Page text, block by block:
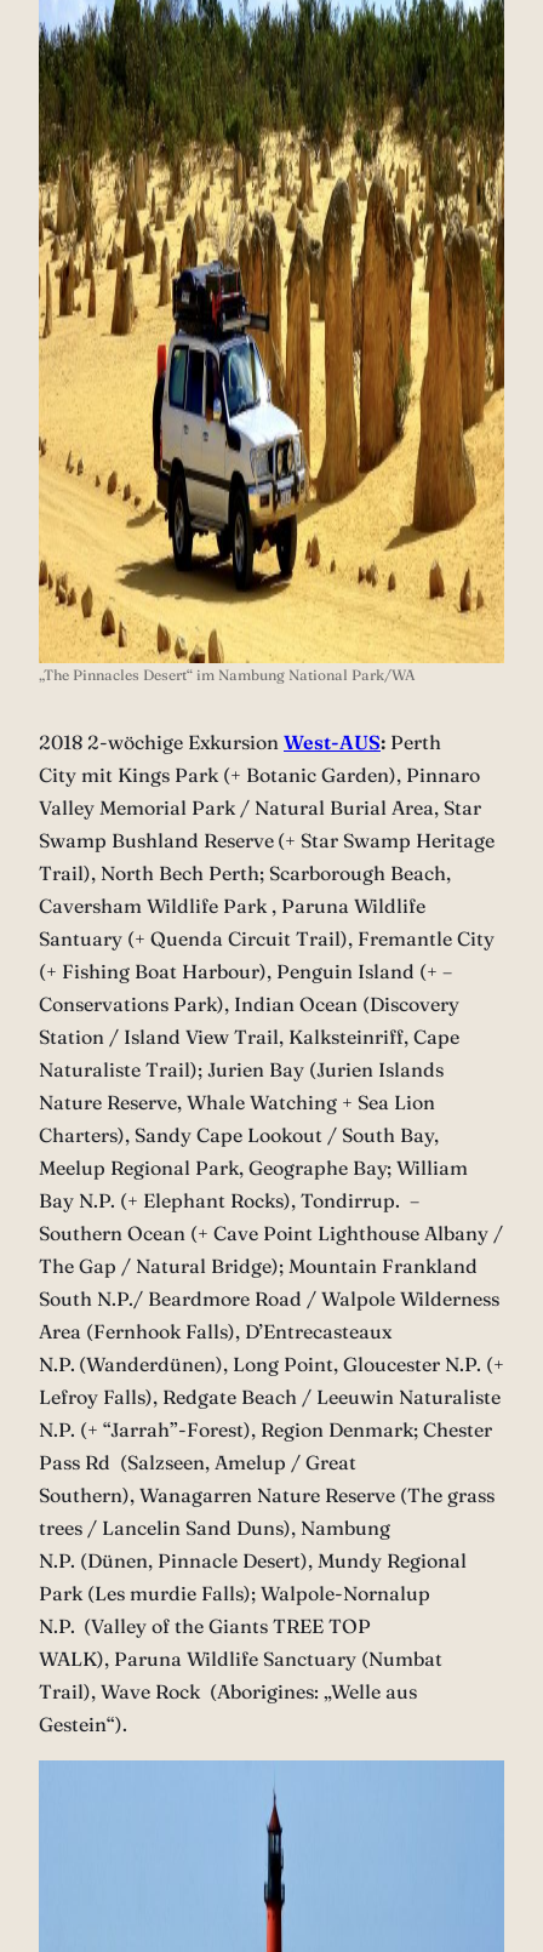
„The Pinnacles Desert“ im Nambung National Park/WA
2018 2-wöchige Exkursion West-AUS: Perth
City mit Kings Park (+ Botanic Garden), Pinnaro
Valley Memorial Park / Natural Burial Area, Star
Swamp Bushland Reserve (+ Star Swamp Heritage
Trail), North Bech Perth; Scarborough Beach,
Caversham Wildlife Park , Paruna Wildlife
Santuary (+ Quenda Circuit Trail), Fremantle City
(+ Fishing Boat Harbour), Penguin Island (+ –
Conservations Park), Indian Ocean (Discovery
Station / Island View Trail, Kalksteinriff, Cape
Naturaliste Trail); Jurien Bay (Jurien Islands
Nature Reserve, Whale Watching + Sea Lion
Charters), Sandy Cape Lookout / South Bay,
Meelup Regional Park, Geographe Bay; William
Bay N.P. (+ Elephant Rocks), Tondirrup. –
Southern Ocean (+ Cave Point Lighthouse Albany /
The Gap / Natural Bridge); Mountain Frankland
South N.P./ Beardmore Road / Walpole Wilderness
Area (Fernhook Falls), D’Entrecasteaux
N.P. (Wanderdünen), Long Point, Gloucester N.P. (+
Lefroy Falls), Redgate Beach / Leeuwin Naturaliste
N.P. (+ “Jarrah”-Forest), Region Denmark; Chester
Pass Rd (Salzseen, Amelup / Great
Southern), Wanagarren Nature Reserve (The grass
trees / Lancelin Sand Duns), Nambung
N.P. (Dünen, Pinnacle Desert), Mundy Regional
Park (Les murdie Falls); Walpole-Nornalup
N.P. (Valley of the Giants TREE TOP
WALK), Paruna Wildlife Sanctuary (Numbat
Trail), Wave Rock (Aborigines: „Welle aus
Gestein“).